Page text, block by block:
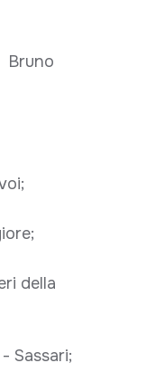
Bruno
della
Sassari;